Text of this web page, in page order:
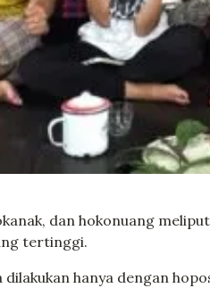
dan hokonuang
tertinggi.
dilakukan hanya dengan